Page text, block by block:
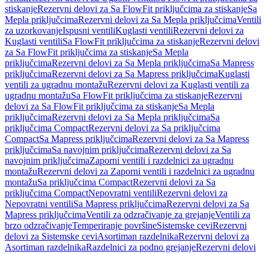
stiskanjeRezervni delovi za Sa FlowFit priključcima za stiskanjeSa
Mepla priključcimaRezervni delovi za Sa Mepla priključcimaVentili
za uzorkovanjeIspusni ventiliKuglasti ventiliRezervni delovi za
Kuglasti ventiliSa FlowFit priključcima za stiskanjeRezervni delovi
za Sa FlowFit priključcima za stiskanjeSa Mepla
priključcimaRezervni delovi za Sa Mepla priključcimaSa Mapress
priključcimaRezervni delovi za Sa Mapress priključcimaKuglasti
ventili za ugradnu montažuRezervni delovi za Kuglasti ventili za
ugradnu montažuSa FlowFit priključcima za stiskanjeRezervni
delovi za Sa FlowFit priključcima za stiskanjeSa Mepla
priključcimaRezervni delovi za Sa Mepla priključcimaSa
priključcima CompactRezervni delovi za Sa priključcima
CompactSa Mapress priključcimaRezervni delovi za Sa Mapress
priključcimaSa navojnim priključcimaRezervni delovi za Sa
navojnim priključcimaZaporni ventili i razdelnici za ugradnu
montažuRezervni delovi za Zaporni ventili i razdelnici za ugradnu
montažuSa priključcima CompactRezervni delovi za Sa
priključcima CompactNepovratni ventiliRezervni delovi za
Nepovratni ventiliSa Mapress priključcimaRezervni delovi za Sa
Mapress priključcimaVentili za odzračivanje za grejanjeVentili za
brzo odzračivanjeTemperiranje površineSistemske ceviRezervni
delovi za Sistemske ceviAsortiman razdelnikaRezervni delovi za
Asortiman razdelnikaRazdelnici za podno grejanjeRezervni delovi